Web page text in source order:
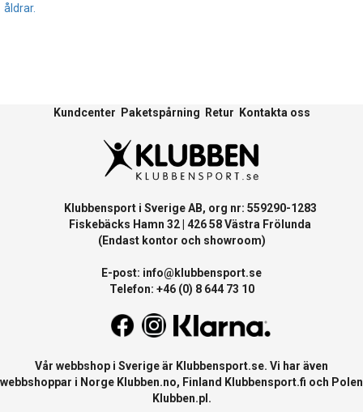
åldrar.
Kundcenter Paketspårning Retur Kontakta oss
Klubbensport i Sverige AB, org nr: 559290-1283
Fiskebäcks Hamn 32 | 426 58 Västra Frölunda
(Endast kontor och showroom)
E-post: info@klubbensport.se
Telefon: +46 (0) 8 644 73 10
Vår webbshop i Sverige är Klubbensport.se. Vi har även
webbshoppar i Norge Klubben.no, Finland Klubbensport.fi och Polen
Klubben.pl .